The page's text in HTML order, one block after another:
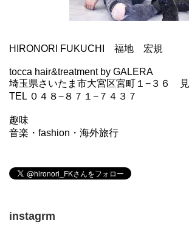
HIRONORI FUKUCHI 福地 宏規
tocca hair&treatment by GALERA
埼玉県さいたま市大宮区宮町１−３６
TEL ０４８−８７１−７４３７
趣味
音楽・fashion・海外旅行
instagrm